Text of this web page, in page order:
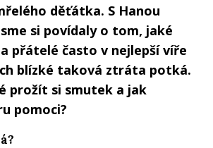
děťátka. S Hanou
si povídaly o tom, jaké
přátelé často v nejlepší víře
blízké taková ztráta potká.
prožít si smutek a jak
pomoci?